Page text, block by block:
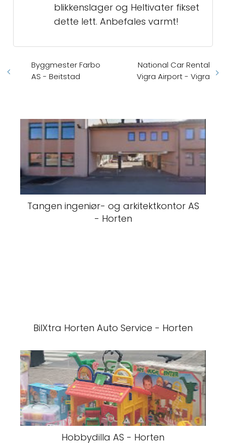
blikkenslager og Heltivater fikset
dette lett. Anbefales varmt!
Byggmester Farbo
AS - Beitstad
National Car Rental
Vigra Airport - Vigra
Tangen ingeniør- og arkitektkontor AS
- Horten
BilXtra Horten Auto Service - Horten
Hobbydilla AS - Horten